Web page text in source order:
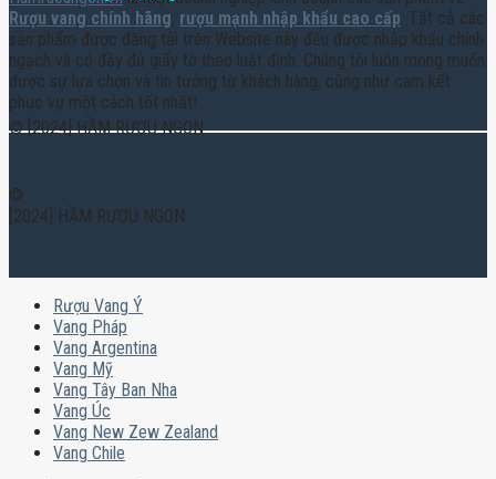
Rượu vang chính hãng, rượu mạnh nhập khẩu cao cấp. Tất cả các
sản phẩm được đăng tải trên Website này đều được nhập khẩu chính
ngạch và có đầy đủ giấy tờ theo luật định. Chúng tôi luôn mong muốn
được sự lựa chọn và tin tưởng từ khách hàng, cũng như cam kết
phục vụ một cách tốt nhất!
© [2024] HẦM RƯỢU NGON
©
[2024] HẦM RƯỢU NGON
Rượu Vang Ý
Vang Pháp
Vang Argentina
Vang Mỹ
Vang Tây Ban Nha
Vang Úc
Vang New Zew Zealand
Vang Chile